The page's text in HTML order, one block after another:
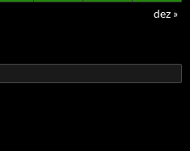
dez »